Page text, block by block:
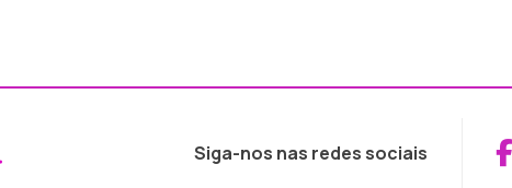
Siga-nos nas redes sociais